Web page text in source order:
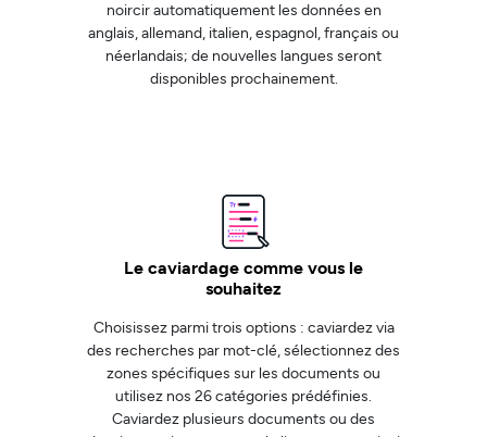
noircir automatiquement les données en
anglais, allemand, italien, espagnol, français ou
néerlandais; de nouvelles langues seront
disponibles prochainement.
Le caviardage comme vous le
souhaitez
Choisissez parmi trois options : caviardez via
des recherches par mot-clé, sélectionnez des
zones spécifiques sur les documents ou
utilisez nos 26 catégories prédéfinies.
Caviardez plusieurs documents ou des